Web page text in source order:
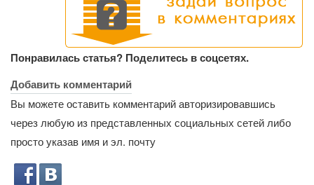
Понравилась статья? Поделитесь в соцсетях.
Добавить комментарий
Вы можете оставить комментарий авторизировавшись
через любую из представленных социальных сетей либо
просто указав имя и эл. почту